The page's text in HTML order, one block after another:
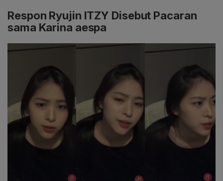
Respon Ryujin ITZY Disebut Pacaran
sama Karina aespa